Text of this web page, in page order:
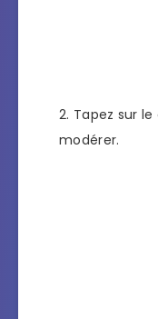
Tapez sur
modérer.